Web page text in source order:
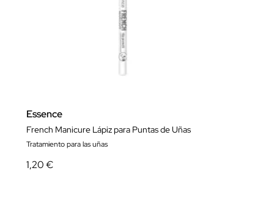
Essence
French Manicure Lápiz para Puntas de Uñas
Tratamiento para las uñas
1,20 €